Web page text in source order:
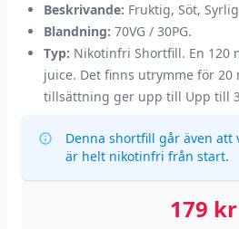
Beskrivande: Fruktig, Söt,
Blandning: 70VG / 30PG.
Typ: Nikotinfri Shortfill. En 120
juice. Det finns utrymme för
tillsättning ger upp till Upp till
Denna shortfill går även att
är helt nikotinfri från start.
179 kr